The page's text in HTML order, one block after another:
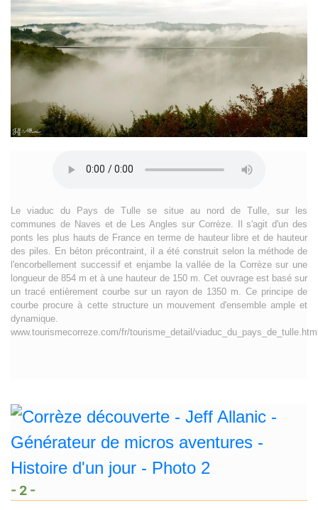
Le viaduc du Pays de Tulle se situe au nord de Tulle, sur les
communes de Naves et de Les Angles sur Corrèze. Il s'agit d'un des
ponts les plus hauts de France en terme de hauteur libre et de hauteur
des piles. En béton précontraint, il a été construit selon la méthode de
l'encorbellement successif et enjambe la vallée de la Corrèze sur une
longueur de 854 m et à une hauteur de 150 m. Cet ouvrage est basé sur
un tracé entièrement courbe sur un rayon de 1350 m. Ce principe de
courbe procure à cette structure un mouvement d'ensemble ample et
dynamique.
www.tourismecorreze.com/fr/tourisme_detail/
- 2 -